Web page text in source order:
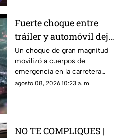
Fuerte choque entre
tráiler y automóvil deja
un auto destrozado y
víctimas m0rt4les en la
Irapuato Salamanca
Un choque de gran magnitud
movilizó a cuerpos de
emergencia en la carretera
Irapuato-Salamanca, donde
agosto 08, 2026 10:23 a. m.
NO TE COMPLIQUES |